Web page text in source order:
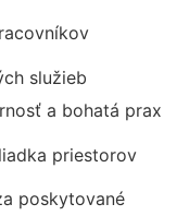
služieb
a bohatá prax
priestorov
poskytované